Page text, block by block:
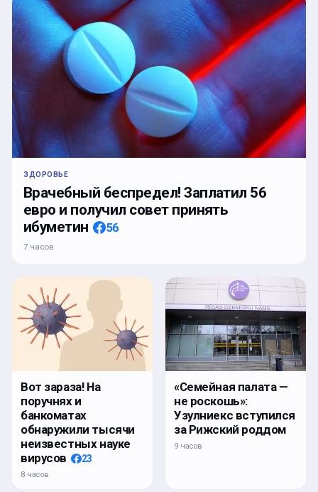
ЗДОРОВЬЕ
Врачебный беспредел! Заплатил 56
евро и получил совет принять
ибуметин
56
7 часов
Вот зараза! На
поручнях и
банкоматах
обнаружили тысячи
неизвестных науке
вирусов
23
8 часов
«Семейная палата —
не роскошь»:
Узулниекс вступился
за Рижский роддом
9 часов